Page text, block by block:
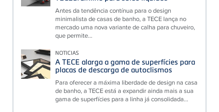
Antes da tendência contínua para o design
minimalista de casas de banho, a TECE lança no
mercado uma nova variante de calha para chuveiro,
que permite...
NOTICIAS
A TECE alarga a gama de superfícies para
placas de descarga de autoclismos
Para oferecer a máxima liberdade de design na casa
de banho, a TECE está a expandir ainda mais a sua
gama de superfícies para a linha já consolidada...